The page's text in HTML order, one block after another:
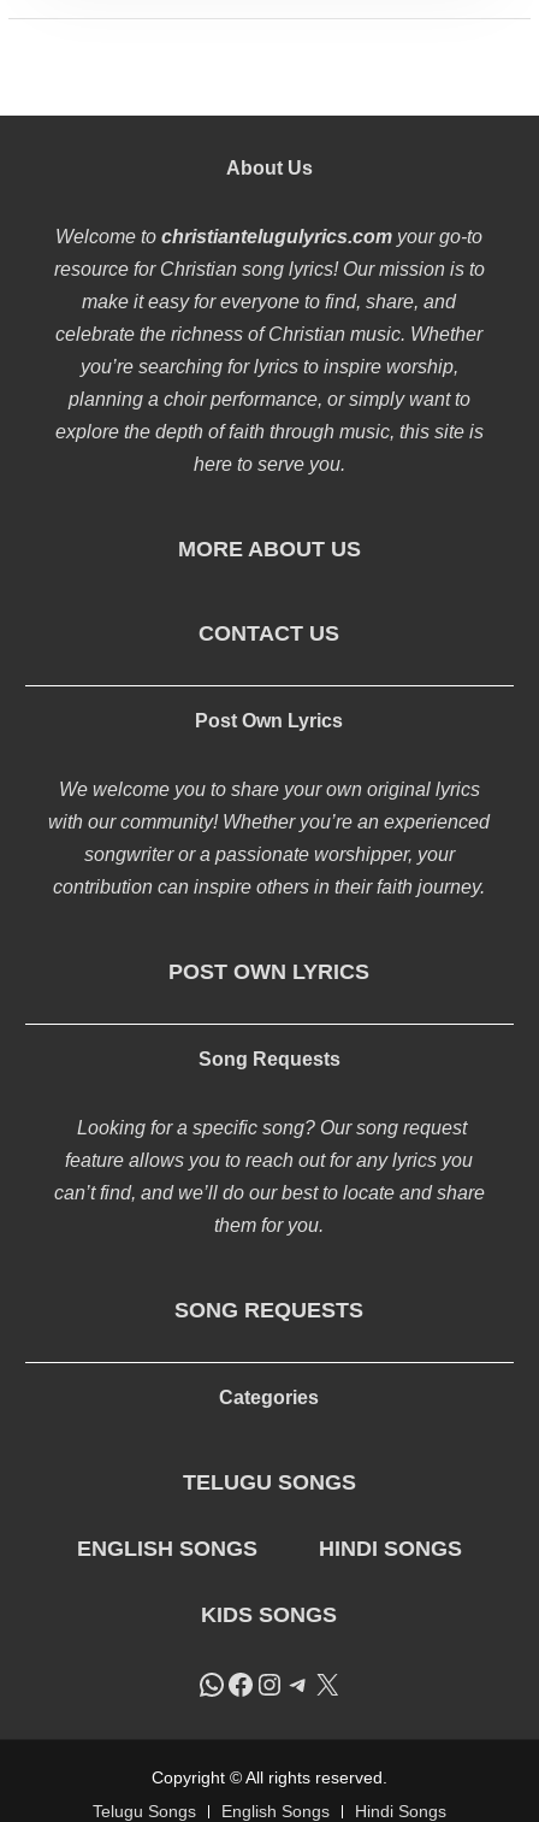
About Us
Welcome tochristiantelugulyrics.com your go-to
resource for Christian song lyrics! Our mission is to
make it easy for everyone to find, share, and
celebrate the richness of Christian music. Whether
you’re searching for lyrics to inspire worship,
planning a choir performance, or simply want to
explore the depth of faith through music, this site is
here to serve you.
MORE ABOUT US
CONTACT US
Post Own Lyrics
We welcome you to share your own original lyrics
with our community! Whether you’re an experienced
songwriter or a passionate worshipper, your
contribution can inspire others in their faith journey.
POST OWN LYRICS
Song Requests
Looking for a specific song? Our song request
feature allows you to reach out for any lyrics you
can’t find, and we’ll do our best to locate and share
them for you.
SONG REQUESTS
Categories
TELUGU SONGS
ENGLISH SONGS HINDI SONGS
KIDS SONGS
WhatsApp
Facebook
Instagram
Telegram
X
Copyright © All rights reserved.
Telugu Songs
English Songs Hindi Songs